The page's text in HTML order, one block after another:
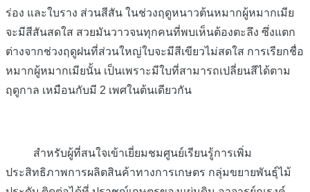
ร่อง และใบราง ส่วนสีสัน ในช่วงฤดูหนาวต้นหมากผู้หมากเมีย
จะมีสีสันสดใส สวยมันวาวจนทุกคนที่พบเห็นต้องตะลึง ซึ่งแตก
ต่างจากช่วงฤดูฝนที่ส่วนใหญ่ใบจะมีสีเขียวไม่สดใส การเรียกชื่อ
หมากผู้หมากเมียนั้น เป็นเพราะมีใบที่สามารถเปลี่ยนสีได้ตาม
ฤดูกาล เหมือนกับมี 2 เพศในต้นเดียวกัน
สำหรับผู้ที่สนใจเข้าเยี่ยมชมศูนย์เรียนรู้การเพิ่ม
ประสิทธิภาพการผลิตสินค้าทางการเกษตร กลุ่มขยายพันธุ์ไม้